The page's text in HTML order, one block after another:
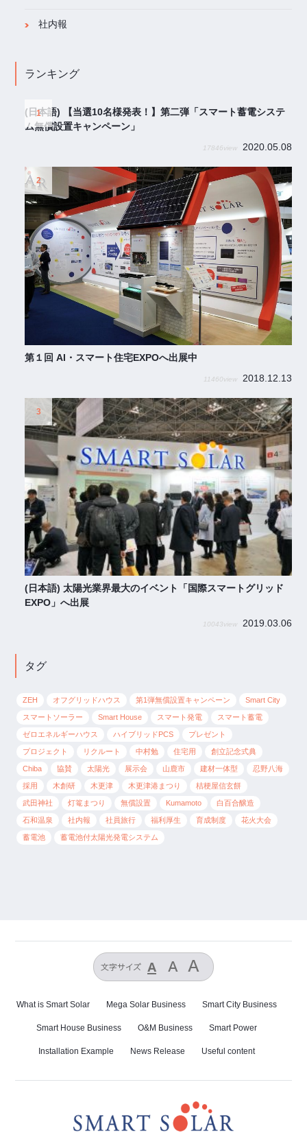
社内報
ランキング
(日本語) 【当選10名様発表！】第二弾「スマート蓄電システ
ム無償設置キャンペーン」
17846 2020.05.08
第１回 AI・スマート住宅EXPOへ出展中
11460 2018.12.13
(日本語) 太陽光業界最大のイベント「国際スマートグリッド
EXPO」へ出展
10043 2019.03.06
タグ
ZEH オフグリッドハウス 第1弾無償設置キャンペーン Smart City
スマートソーラー Smart House スマート発電 スマート蓄電
ゼロエネルギーハウス ハイブリッドPCS プレゼント
プロジェクト リクルート 中村勉 住宅用 創立記念式典
Chiba 協賛 太陽光 展示会 山鹿市 建材一体型 忍野八海
採用 木創研 木更津 木更津港まつり 桔梗屋信玄餅
武田神社 灯篭まつり 無償設置 Kumamoto 白百合醸造
石和温泉 社内報 社員旅行 福利厚生 育成制度 花火大会
蓄電池 蓄電池付太陽光発電システム
What is Smart Solar Mega Solar Business Smart City Business
Smart House Business O&M Business Smart Power
Installation Example News Release Useful content